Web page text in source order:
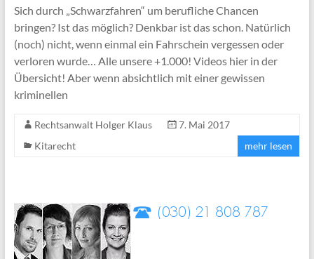
Sich durch „Schwarzfahren“ um berufliche Chancen
bringen? Ist das möglich? Denkbar ist das schon. Natürlich
(noch) nicht, wenn einmal ein Fahrschein vergessen oder
verloren wurde… Alle unsere +1.000! Videos hier in der
Übersicht! Aber wenn absichtlich mit einer gewissen
kriminellen
Rechtsanwalt Holger Klaus
7. Mai 2017
Kitarecht
mehr lesen